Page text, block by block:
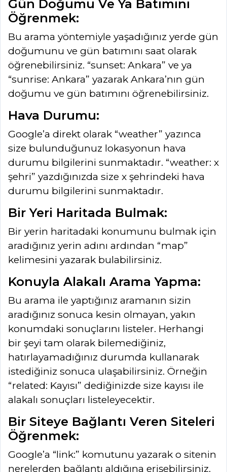
Gün Doğumu Ve Ya Batımını
Öğrenmek:
Bu arama yöntemiyle yaşadığınız yerde gün
doğumunu ve gün batımını saat olarak
öğrenebilirsiniz. “sunset: Ankara” ve ya
“sunrise: Ankara” yazarak Ankara’nın gün
doğumu ve gün batımını öğrenebilirsiniz.
Hava Durumu:
Google’a direkt olarak “weather” yazınca
size bulunduğunuz lokasyonun hava
durumu bilgilerini sunmaktadır. “weather: x
şehri” yazdığınızda size x şehrindeki hava
durumu bilgilerini sunmaktadır.
Bir Yeri Haritada Bulmak:
Bir yerin haritadaki konumunu bulmak için
aradığınız yerin adını ardından “map”
kelimesini yazarak bulabilirsiniz.
Konuyla Alakalı Arama Yapma:
Bu arama ile yaptığınız aramanın sizin
aradığınız sonuca kesin olmayan, yakın
konumdaki sonuçlarını listeler. Herhangi
bir şeyi tam olarak bilemediğiniz,
hatırlayamadığınız durumda kullanarak
istediğiniz sonuca ulaşabilirsiniz. Örneğin
“related: Kayısı” dediğinizde size kayısı ile
alakalı sonuçları listeleyecektir.
Bir Siteye Bağlantı Veren Siteleri
Öğrenmek:
Google’a “link:” komutunu yazarak o sitenin
nerelerden bağlantı aldığına erişebilirsiniz.